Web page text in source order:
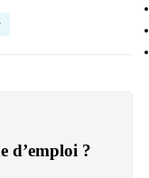
d’emploi ?